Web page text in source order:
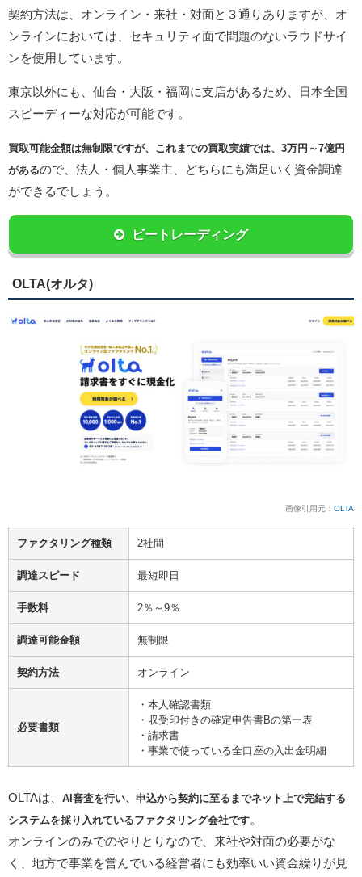
契約方法は、オンライン・来社・対面と３通りありますが、オ
ンラインにおいては、セキュリティ面で問題のないラウドサイ
ンを使用しています。
東京以外にも、仙台・大阪・福岡に支店があるため、日本全国
スピーディーな対応が可能です。
買取可能金額は無制限ですが、これまでの買取実績では、3万円～7億円
があるので、法人・個人事業主、どちらにも満足いく資金調達
ができるでしょう。
ビートレーディング
OLTA(オルタ)
画像引用元： OLTA
ファクタリング種類 2社間
調達スピード 最短即日
手数料 2％～9％
調達可能金額 無制限
契約方法 オンライン
必要書類
・本人確認書類
・収受印付きの確定申告書Bの第一表
・請求書
・事業で使っている全口座の入出金明細
OLTAは、 AI審査を行い、申込から契約に至るまでネット上で完結する
システムを採り入れているファクタリング会社です。
オンラインのみでのやりとりなので、来社や対面の必要がな
く、地方で事業を営んでいる経営者にも効率いい資金繰りが見